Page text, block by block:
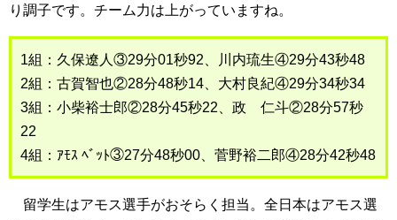
り調子です。チーム力は上がっていますね。
1組：久保遼人③29分01秒92、川内琉生④29分43秒48
2組：古賀智也②28分48秒14、大村良紀④29分34秒34
3組：小柴裕士郎②28分45秒22、政 仁斗②28分57秒
22
4組：ｱﾓｽ ﾍﾞｯﾄ③27分48秒00、菅野裕二郎④28分42秒48
留学生はアモス選手がおそらく担当。全日本はアモス選